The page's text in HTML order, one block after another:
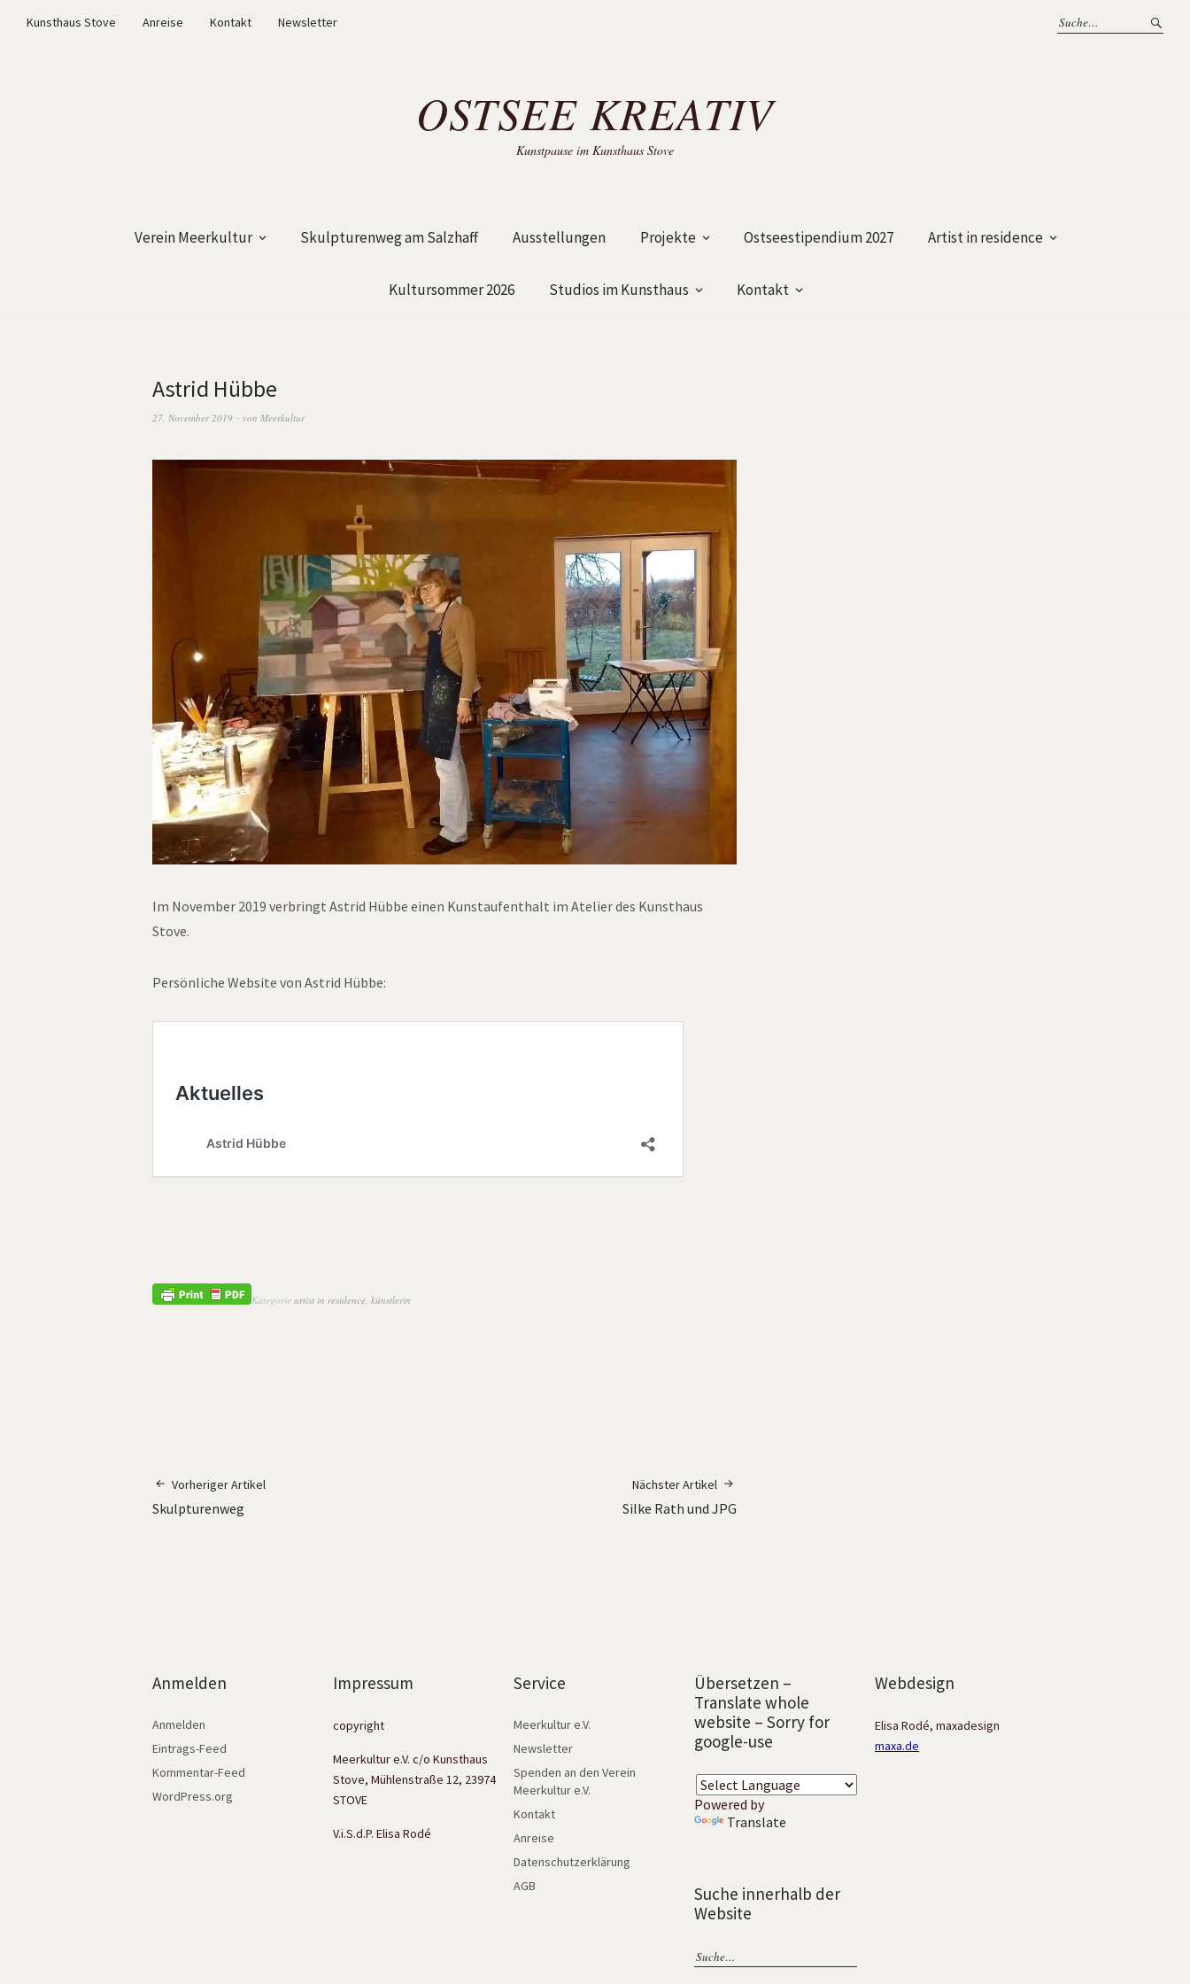
Kunsthaus Stove Anreise Kontakt Newsletter
OSTSEE KREATIV
Kunstpause im Kunsthaus Stove
Verein Meerkultur Skulpturenweg am Salzhaff Ausstellungen Projekte Ostseestipendium 2027 Artist in residence
Kultursommer 2026 Studios im Kunsthaus Kontakt
Astrid Hübbe
27. November 2019 von Meerkultur
Im November 2019 verbringt Astrid Hübbe einen Kunstaufenthalt im Atelier des Kunsthaus
Stove.
Persönliche Website von Astrid Hübbe:
Kategorie artist in residence künstlerin
Vorheriger Artikel
Skulpturenweg
Nächster Artikel
Silke Rath und JPG
Anmelden
Anmelden
Eintrags-Feed
Kommentar-Feed
WordPress.org
Impressum
copyright
Meerkultur e.V. c/o Kunsthaus
Stove, Mühlenstraße 12, 23974
STOVE
V.i.S.d.P. Elisa Rodé
Service
Meerkultur e.V.
Newsletter
Spenden an den Verein
Meerkultur e.V.
Kontakt
Anreise
Datenschutzerklärung
AGB
Übersetzen –
Translate whole
website – Sorry for
google-use
Powered by
Translate
Suche innerhalb der
Website
Webdesign
Elisa Rodé, maxadesign
maxa.de